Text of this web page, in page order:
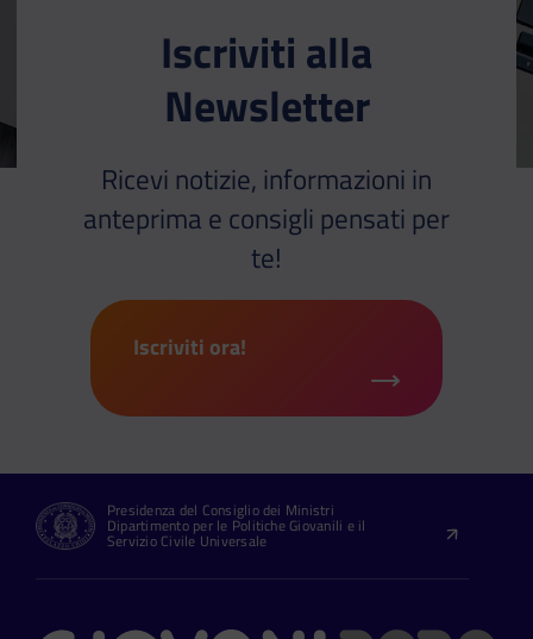
Iscriviti alla
Newsletter
Ricevi notizie, informazioni in
anteprima e consigli pensati per
te!
Iscriviti ora!
Presidenza del Consiglio dei Ministri
Dipartimento per le Politiche Giovanili e il
Servizio Civile Universale